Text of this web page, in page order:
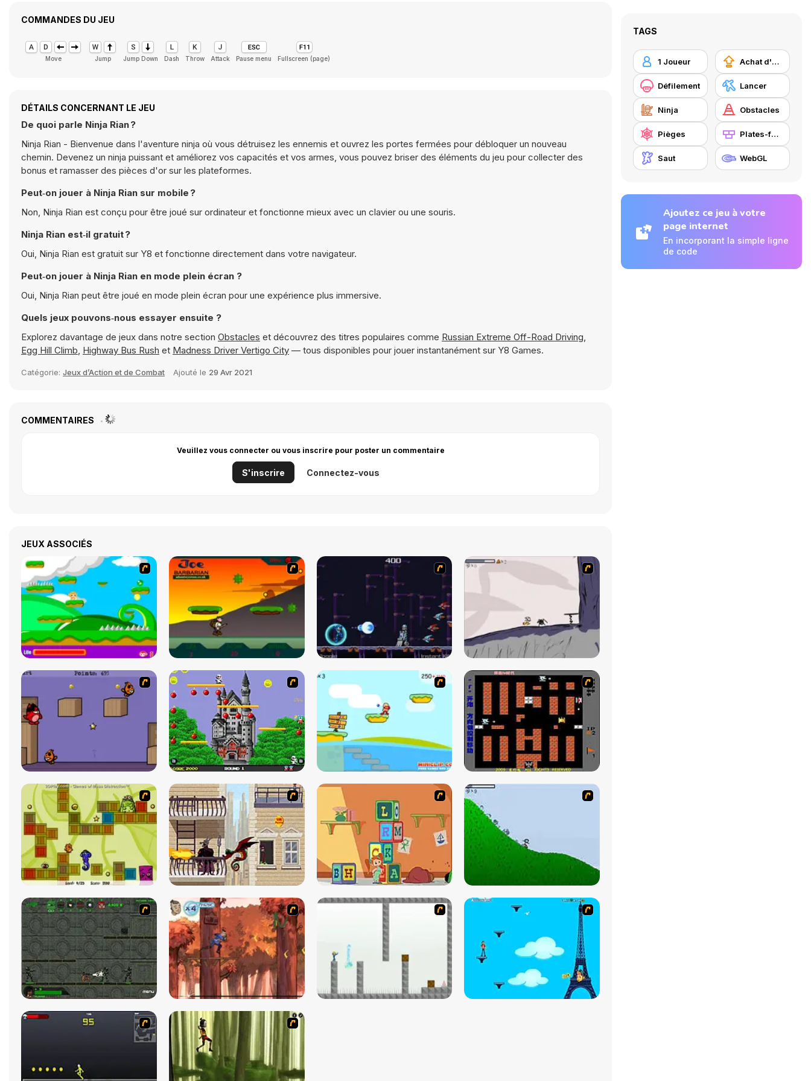
COMMANDES DU JEU
Move Jump Jump Down Dash Throw Attack Pause menu Fullscreen (page)
DÉTAILS CONCERNANT LE JEU
De quoi parle Ninja Rian ?
Ninja Rian - Bienvenue dans l'aventure ninja où vous détruisez les ennemis et ouvrez les portes fermées pour débloquer un nouveau
chemin. Devenez un ninja puissant et améliorez vos capacités et vos armes, vous pouvez briser des éléments du jeu pour collecter des
bonus et ramasser des pièces d'or sur les plateformes.
Peut‑on jouer à Ninja Rian sur mobile ?
Non, Ninja Rian est conçu pour être joué sur ordinateur et fonctionne mieux avec un clavier ou une souris.
Ninja Rian est‑il gratuit ?
Oui, Ninja Rian est gratuit sur Y8 et fonctionne directement dans votre navigateur.
Peut‑on jouer à Ninja Rian en mode plein écran ?
Oui, Ninja Rian peut être joué en mode plein écran pour une expérience plus immersive.
Quels jeux pouvons‑nous essayer ensuite ?
Explorez davantage de jeux dans notre section Obstacles et découvrez des titres populaires comme Russian Extreme Off-Road Driving,
Egg Hill Climb, Highway Bus Rush et Madness Driver Vertigo City — tous disponibles pour jouer instantanément sur Y8 Games.
Catégorie: Jeux d’Action et de Combat Ajouté le 29 Avr 2021
COMMENTAIRES
Veuillez vous connecter ou vous inscrire pour poster un commentaire
S'inscrire Connectez-vous
JEUX ASSOCIÉS
TAGS
1 Joueur Achat d'améliorations
Défilement Lancer
Ninja Obstacles
Pièges Plates-formes
Saut WebGL
Ajoutez ce jeu à votre
page internet
En incorporant la simple ligne
de code